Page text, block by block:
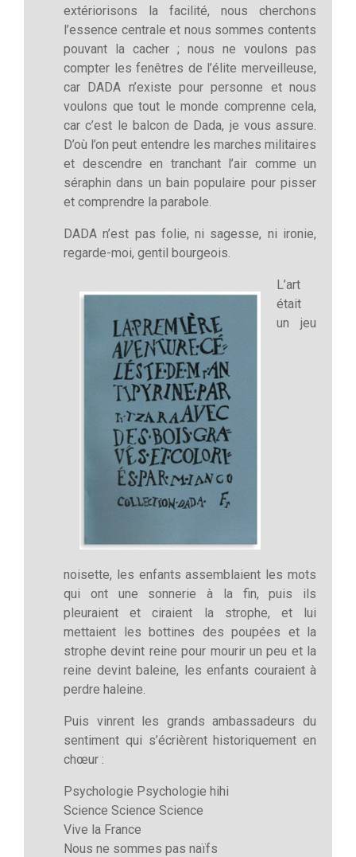
extériorisons la facilité, nous cherchons
l’essence centrale et nous sommes contents
pouvant la cacher ; nous ne voulons pas
compter les fenêtres de l’élite merveilleuse,
car DADA n’existe pour personne et nous
voulons que tout le monde comprenne cela,
car c’est le balcon de Dada, je vous assure.
D’où l’on peut entendre les marches militaires
et descendre en tranchant l’air comme un
séraphin dans un bain populaire pour pisser
et comprendre la parabole.
DADA n’est pas folie, ni sagesse, ni ironie,
regarde-moi, gentil bourgeois.
L’art
était
un jeu
noisette, les enfants assemblaient les mots
qui ont une sonnerie à la fin, puis ils
pleuraient et ciraient la strophe, et lui
mettaient les bottines des poupées et la
strophe devint reine pour mourir un peu et la
reine devint baleine, les enfants couraient à
perdre haleine.
Puis vinrent les grands ambassadeurs du
sentiment qui s’écrièrent historiquement en
chœur :
Psychologie Psychologie hihi
Science Science Science
Vive la France
Nous ne sommes pas naïfs